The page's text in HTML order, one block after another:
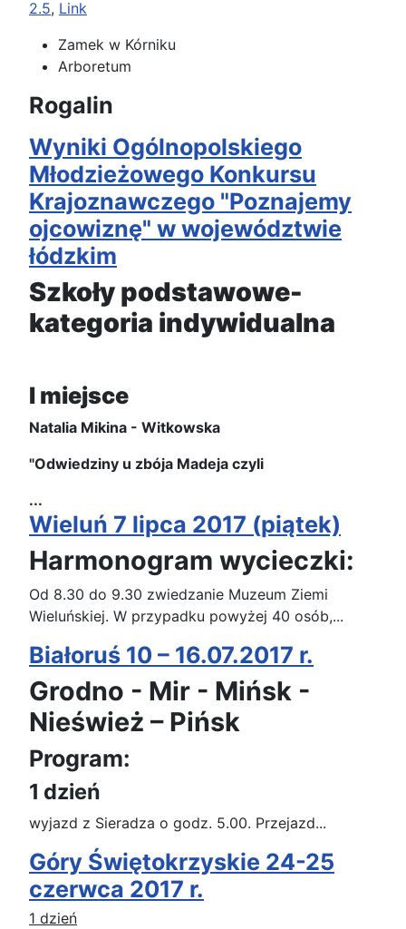
2.5, Link
Zamek w Kórniku
Arboretum
Rogalin
Wyniki Ogólnopolskiego
Młodzieżowego Konkursu
Krajoznawczego "Poznajemy
ojcowiznę" w województwie
łódzkim
Szkoły podstawowe-
kategoria indywidualna
I miejsce
Natalia Mikina - Witkowska
"Odwiedziny u zbója Madeja czyli
...
Wieluń 7 lipca 2017 (piątek)
Harmonogram wycieczki:
Od 8.30 do 9.30 zwiedzanie Muzeum Ziemi
Wieluńskiej. W przypadku powyżej 40 osób,...
Białoruś 10 – 16.07.2017 r.
Grodno - Mir - Mińsk -
Nieśwież – Pińsk
Program:
1 dzień
wyjazd z Sieradza o godz. 5.00. Przejazd...
Góry Świętokrzyskie 24-25
czerwca 2017 r.
1 dzień